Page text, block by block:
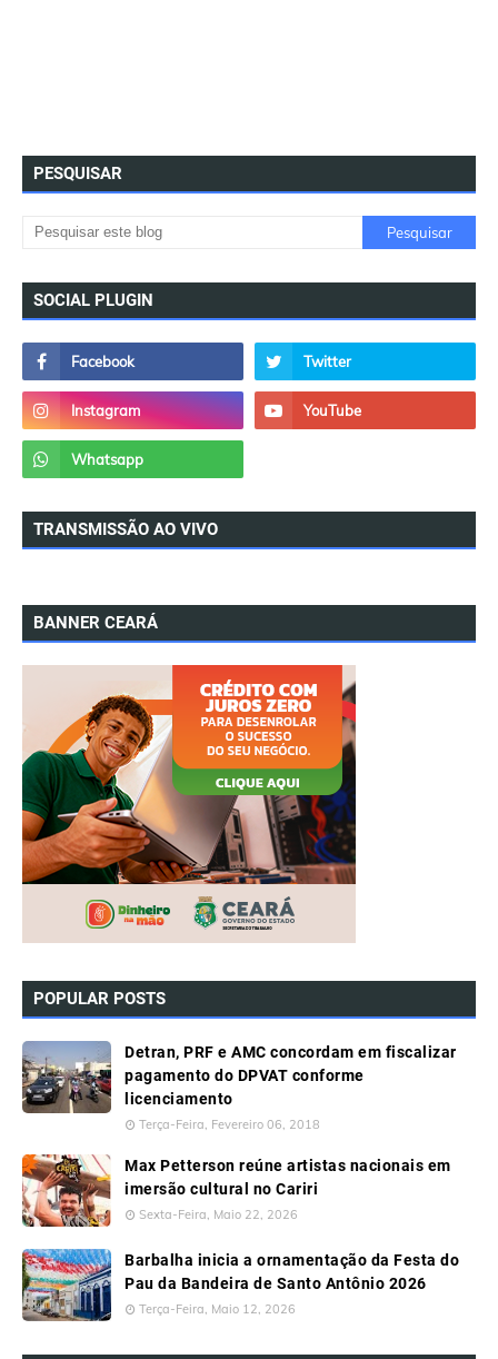
PESQUISAR
SOCIAL PLUGIN
TRANSMISSÃO AO VIVO
BANNER CEARÁ
POPULAR POSTS
Detran, PRF e AMC concordam em fiscalizar
pagamento do DPVAT conforme
licenciamento
Terça-Feira, Fevereiro 06, 2018
Max Petterson reúne artistas nacionais em
imersão cultural no Cariri
Sexta-Feira, Maio 22, 2026
Barbalha inicia a ornamentação da Festa do
Pau da Bandeira de Santo Antônio 2026
Terça-Feira, Maio 12, 2026